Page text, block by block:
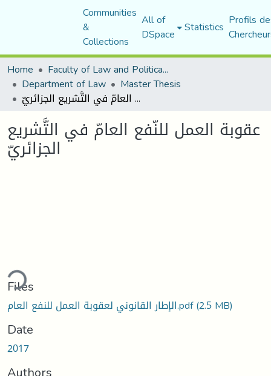
Communities
&
Collections
All of
DSpace Statistics Profils
Home
Faculty of Law and Political Science
Department of Law Master Thesis
عقوبة العمل للنّفع العامّ في التَّشريع الجزائريّ
عقوبة العمل للنّفع العامّ في التَّشريع
الجزائريّ
Files
الإطار القانوني لعقوبة العمل للنفع العام.pdf(2.5 MB)
Date
2017